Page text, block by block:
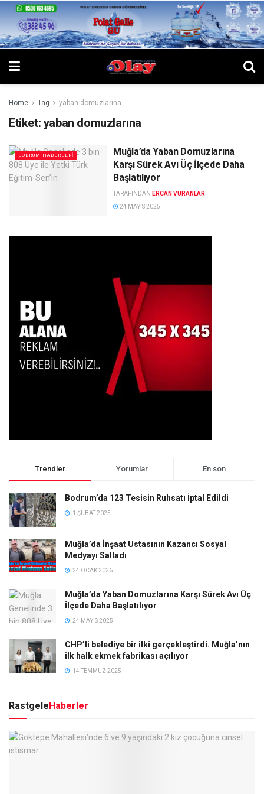
Home Tag yaban domuzlarına
Etiket: yaban domuzlarına
BODRUM HABERLERI
Muğla’da Yaban Domuzlarına
Karşı Sürek Avı Üç İlçede Daha
Başlatılıyor
TARAFINDAN ERCAN VURANLAR
24 MAYIS 2025
Trendler Yorumlar En son
Bodrum’da 123 Tesisin Ruhsatı İptal Edildi
1 ŞUBAT 2025
Muğla’da İnşaat Ustasının Kazancı Sosyal
Medyayı Salladı
24 OCAK 2026
Muğla’da Yaban Domuzlarına Karşı Sürek Avı Üç
İlçede Daha Başlatılıyor
24 MAYIS 2025
CHP’li belediye bir ilki gerçekleştirdi. Muğla’nın
ilk halk ekmek fabrikası açılıyor
14 TEMMUZ 2025
RastgeleHaberler